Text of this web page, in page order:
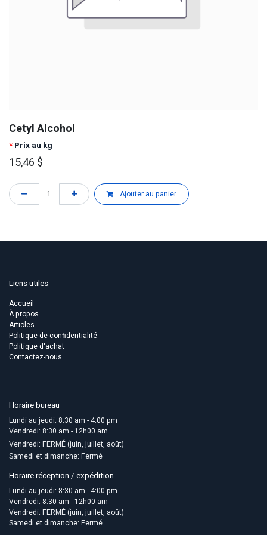
Cetyl Alcohol
*Prix au kg
15,46 $
Ajouter au panier
Liens utiles
Accueil
À propos
Articles
Politique de confidentialité
Politique d'achat
Contactez-nous
Horaire bureau
Lundi au jeudi: 8:30 am - 4:00 pm
Vendredi: 8:30 am - 12h00 am
Vendredi: FERMÉ (juin, juillet, août)
Samedi et dimanche: Fermé
Horaire réception / expédition
Lundi au jeudi: 8:30 am - 4:00 pm
Vendredi: 8:30 am - 12h00 am
Vendredi: FERMÉ (juin, juillet, août)
Samedi et dimanche: Fermé